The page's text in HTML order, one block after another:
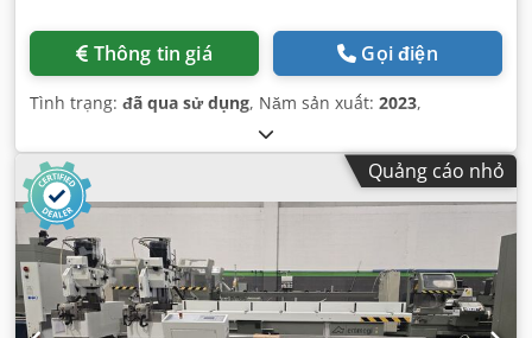
Thông tin giá Gọi điện
Tình trạng: đã qua sử dụng, Năm sản xuất: 2023,
Quảng cáo nhỏ